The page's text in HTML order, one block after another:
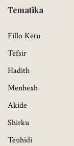
Tematika
Fillo Këtu
Tefsir
Hadith
Menhexh
Akide
Shirku
Teuhidi